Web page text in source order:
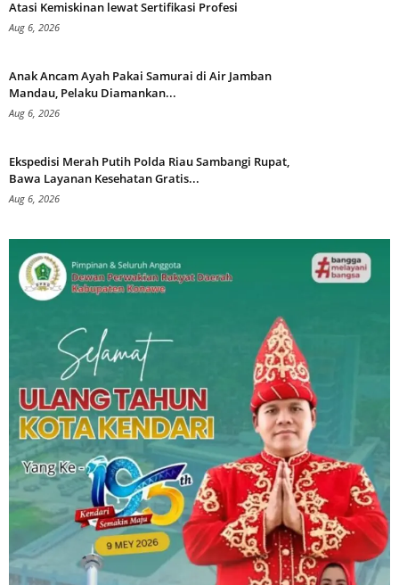
Atasi Kemiskinan lewat Sertifikasi Profesi
Aug 6, 2026
Anak Ancam Ayah Pakai Samurai di Air Jamban
Mandau, Pelaku Diamankan...
Aug 6, 2026
Ekspedisi Merah Putih Polda Riau Sambangi Rupat,
Bawa Layanan Kesehatan Gratis...
Aug 6, 2026